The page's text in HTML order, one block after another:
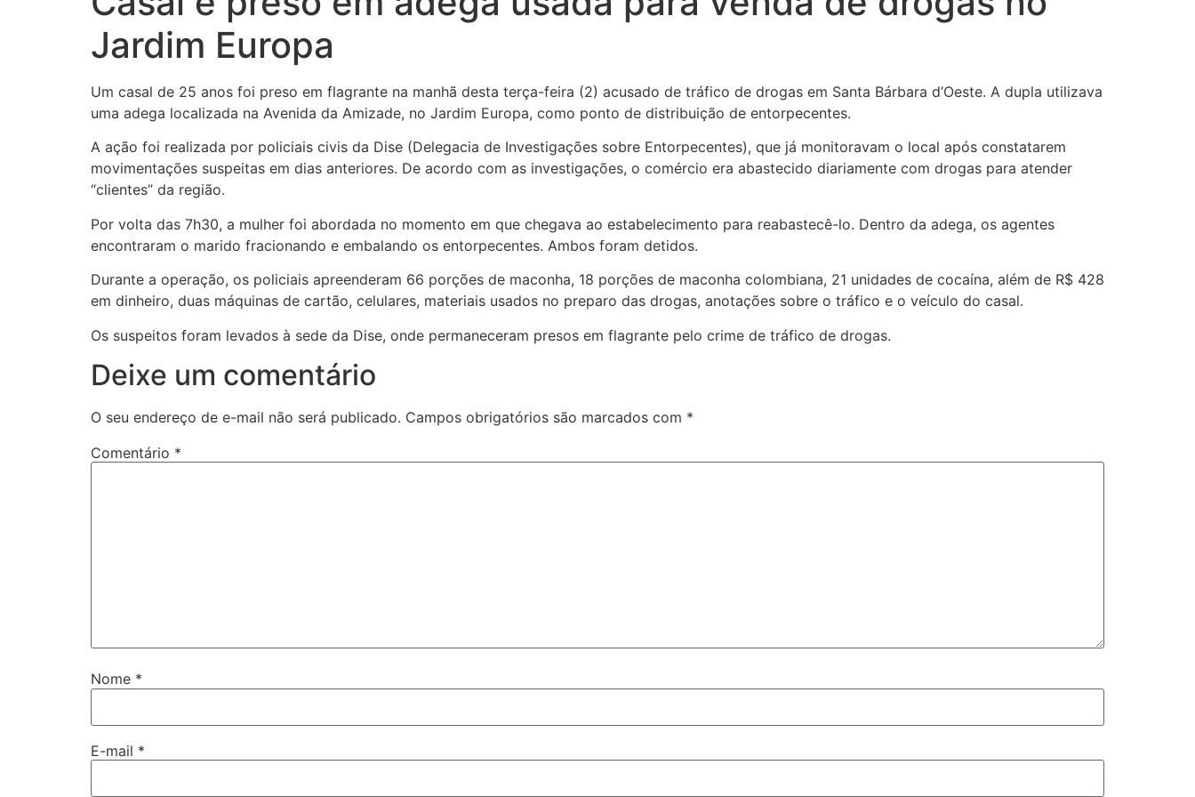
Jardim Europa
Um casal de 25 anos foi preso em flagrante na manhã desta terça-feira (2) acusado de tráfico de drogas em Santa Bárbara d’Oeste. A dupla utilizava
uma adega localizada na Avenida da Amizade, no Jardim Europa, como ponto de distribuição de entorpecentes.
A ação foi realizada por policiais civis da Dise (Delegacia de Investigações sobre Entorpecentes), que já monitoravam o local após constatarem
movimentações suspeitas em dias anteriores. De acordo com as investigações, o comércio era abastecido diariamente com drogas para atender
“clientes” da região.
Por volta das 7h30, a mulher foi abordada no momento em que chegava ao estabelecimento para reabastecê-lo. Dentro da adega, os agentes
encontraram o marido fracionando e embalando os entorpecentes. Ambos foram detidos.
Durante a operação, os policiais apreenderam 66 porções de maconha, 18 porções de maconha colombiana, 21 unidades de cocaína, além de R$ 428
em dinheiro, duas máquinas de cartão, celulares, materiais usados no preparo das drogas, anotações sobre o tráfico e o veículo do casal.
Os suspeitos foram levados à sede da Dise, onde permaneceram presos em flagrante pelo crime de tráfico de drogas.
Deixe um comentário
O seu endereço de e-mail não será publicado. Campos obrigatórios são marcados com *
Comentário *
Nome *
E-mail *